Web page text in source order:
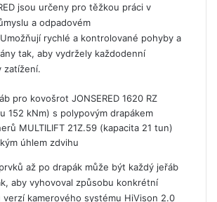
jsou určeny pro těžkou práci v
a odpadovém
rychlé a kontrolované pohyby a
tak, aby vydržely každodenní
zatížení.
pro kovošrot JONSERED 1620 RZ
152 kNm) s polypovým drapákem
MULTILIFT 21Z.59 (kapacita 21 tun)
úhlem zdvihu
až po drapák může být každý jeřáb
aby vyhovoval způsobu konkrétní
verzí kamerového systému HiVison 2.0